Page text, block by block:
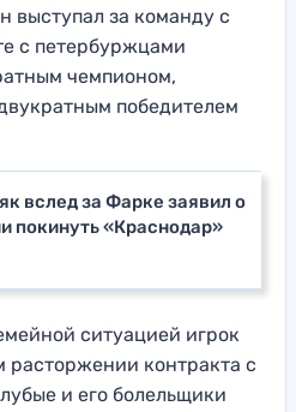
выступал за команду с
с петербуржцами
чемпионом,
победителем
вслед за Фарке заявил о
покинуть «Краснодар»
ситуацией игрок
расторжении контракта с
и его болельщики